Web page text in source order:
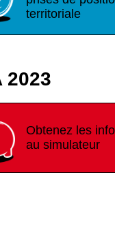
territoriale
2023
Obtenez les
au simulateur